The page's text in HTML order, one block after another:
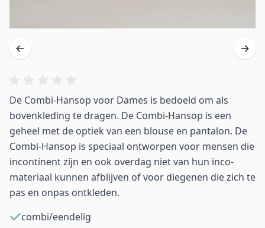
De Combi-Hansop voor Dames is bedoeld om als
bovenkleding te dragen. De Combi-Hansop is een
geheel met de optiek van een blouse en pantalon. De
Combi-Hansop is speciaal ontworpen voor mensen die
incontinent zijn en ook overdag niet van hun inco-
materiaal kunnen afblijven of voor diegenen die zich te
pas en onpas ontkleden.
combi/eendelig